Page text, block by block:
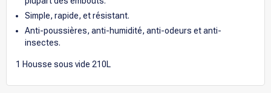
Simple, rapide, et résistant.
Anti-poussières, anti-humidité, anti-odeurs et anti-
insectes.
1 Housse sous vide 210L